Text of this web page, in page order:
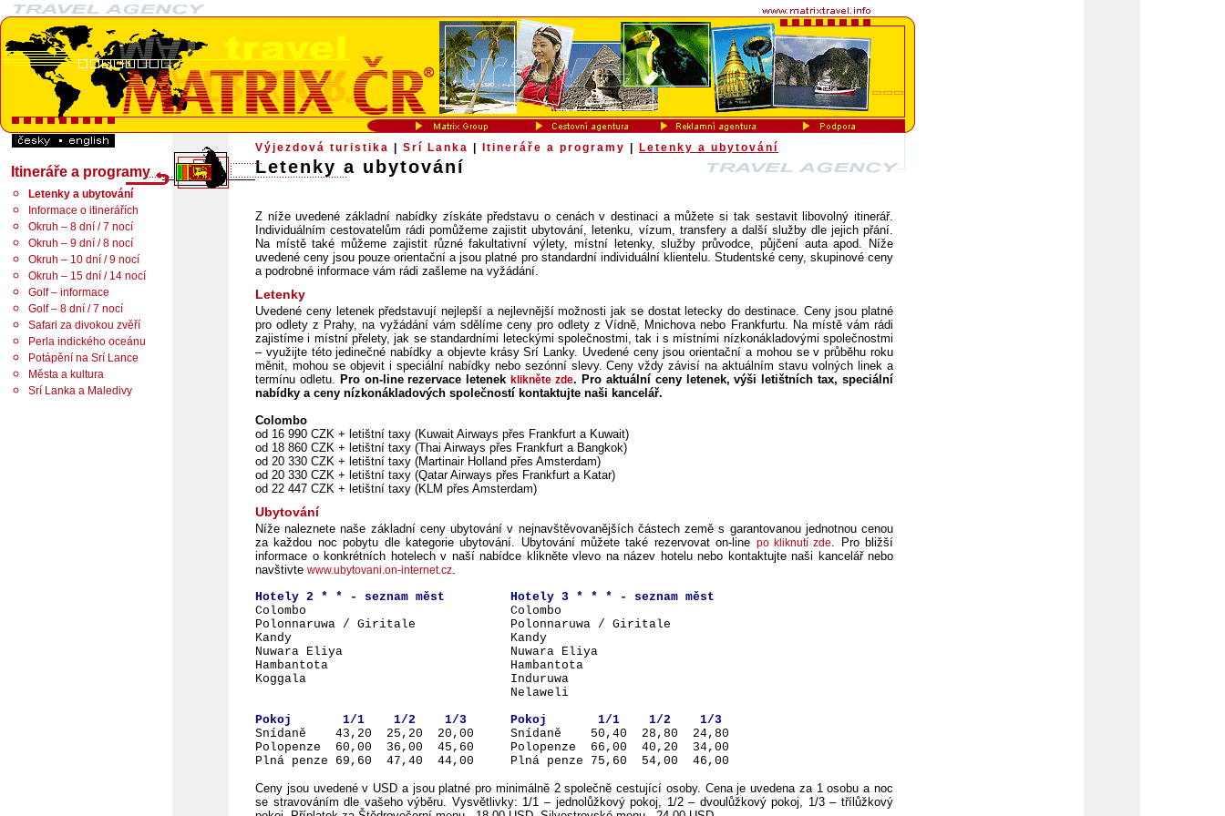
Výjezdová turistika Srí Lanka Itineráře a programy Letenky a ubytování
Letenky a ubytování
Itineráře a programy
Letenky a ubytování
Informace o itinerářích
Okruh – 8 dní / 7 nocí
Okruh – 9 dní / 8 nocí
Okruh – 10 dní / 9 nocí
Okruh – 15 dní / 14 nocí
Golf – informace
Golf – 8 dní / 7 nocí
Safari za divokou zvěří
Perla indického oceánu
Potápění na Srí Lance
Města a kultura
Srí Lanka a Maledivy
Z níže uvedené základní nabídky získáte představu o cenách v destinaci a můžete si tak sestavit libovolný itinerář.
Individuálním cestovatelům rádi pomůžeme zajistit ubytování, letenku, vízum, transfery a další služby dle jejich přání.
Na místě také můžeme zajistit různé fakultativní výlety, místní letenky, služby průvodce, půjčení auta apod. Níže
uvedené ceny jsou pouze orientační a jsou platné pro standardní individuální klientelu. Studentské ceny, skupinové ceny
a podrobné informace vám rádi zašleme na vyžádání.
Letenky
Uvedené ceny letenek představují nejlepší a nejlevnější možnosti jak se dostat letecky do destinace. Ceny jsou platné
pro odlety z Prahy, na vyžádání vám sdělíme ceny pro odlety z Vídně, Mnichova nebo Frankfurtu. Na místě vám rádi
zajistíme i místní přelety, jak se standardními leteckými společnostmi, tak i s místními nízkonákladovými společnostmi
– využijte této jedinečné nabídky a objevte krásy Srí Lanky. Uvedené ceny jsou orientační a mohou se v průběhu roku
měnit, mohou se objevit i speciální nabídky nebo sezónní slevy. Ceny vždy závisí na aktuálním stavu volných linek a
termínu odletu. Pro on-line rezervace letenekklikněte zde. Pro aktuální ceny letenek, výši letištních tax, speciální
nabídky a ceny nízkonákladových společností kontaktujte naši kancelář.
Colombo
od 16 990 CZK + letištní taxy (Kuwait Airways přes Frankfurt a Kuwait)
od 18 860 CZK + letištní taxy (Thai Airways přes Frankfurt a Bangkok)
od 20 330 CZK + letištní taxy (Martinair Holland přes Amsterdam)
od 20 330 CZK + letištní taxy (Qatar Airways přes Frankfurt a Katar)
od 22 447 CZK + letištní taxy (KLM přes Amsterdam)
Ubytování
Níže naleznete naše základní ceny ubytování v nejnavštěvovanějších částech země s garantovanou jednotnou cenou
za každou noc pobytu dle kategorie ubytování. Ubytování můžete také rezervovat on-line po kliknutí zde. Pro bližší
informace o konkrétních hotelech v naší nabídce klikněte vlevo na název hotelu nebo kontaktujte naši kancelář nebo
navštivte www.ubytovani.on-internet.cz.
Hotely 2 * * - seznam měst Hotely 3 * * * - seznam měst
Colombo Colombo
Polonnaruwa / Giritale Polonnaruwa / Giritale
Kandy Kandy
Nuwara Eliya Nuwara Eliya
Hambantota Hambantota
Koggala Induruwa
Nelaweli
Pokoj 1/1 1/2 1/3 Pokoj 1/1 1/2 1/3
Snídaně 43,20 25,20 20,00 Snídaně 50,40 28,80 24,80
Polopenze 60,00 36,00 45,60 Polopenze 66,00 40,20 34,00
Plná penze 69,60 47,40 44,00 Plná penze 75,60 54,00 46,00
Ceny jsou uvedené v USD a jsou platné pro minimálně 2 společně cestující osoby. Cena je uvedena za 1 osobu a noc
se stravováním dle vašeho výběru. Vysvětlivky: 1/1 – jednolůžkový pokoj, 1/2 – dvoulůžkový pokoj, 1/3 – třílůžkový